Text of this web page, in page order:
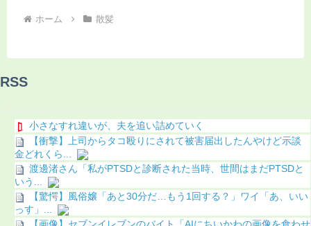
ホーム 散髪
RSS
小さなすれ違いが、夫を追い詰めていく
【衝撃】上司からタコ殴りにされて被害届出したんやけど示談
金どれくら...
渡邊渚さん「私がPTSDと診断された当時、世間はまだPTSDと
いう...
【驚愕】風俗嬢「あと30分だ…もう1回する？」ワイ「あ、いい
っす」...